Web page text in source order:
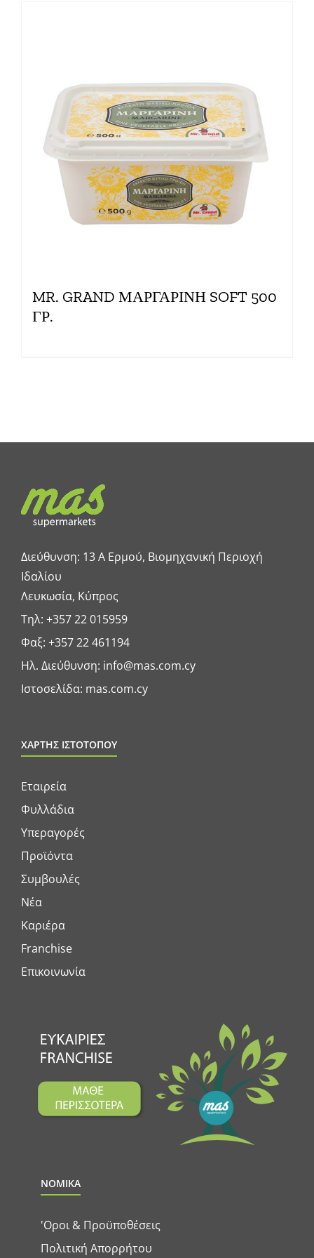
MR. GRAND ΜΑΡΓΑΡΙΝΗ SOFT 500
ΓΡ.
Διεύθυνση: 13 A Ερμού, Βιομηχανική Περιοχή
Ιδαλίου
Λευκωσία, Κύπρος
Τηλ: +357 22 015959
Φαξ: +357 22 461194
Ηλ. Διεύθυνση: info@mas.com.cy
Ιστοσελίδα: mas.com.cy
ΧΑΡΤΗΣ ΙΣΤΟΤΟΠΟΥ
Εταιρεία
Φυλλάδια
Υπεραγορές
Προϊόντα
Συμβουλές
Νέα
Καριέρα
Franchise
Επικοινωνία
ΝΟΜΙΚΑ
'Οροι & Προϋποθέσεις
Πολιτική Απορρήτου